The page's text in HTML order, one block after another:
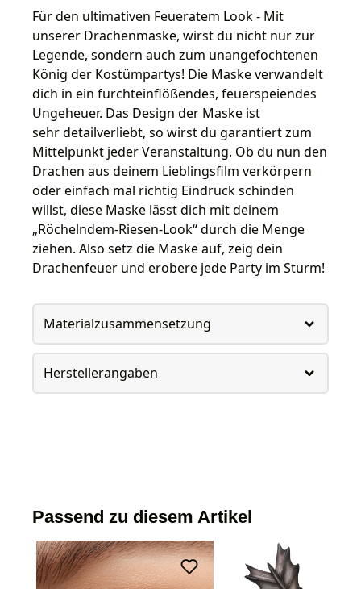
Für den ultimativen Feueratem Look - Mit
unserer Drachenmaske, wirst du nicht nur zur
Legende, sondern auch zum unangefochtenen
König der Kostümpartys! Die Maske verwandelt
dich in ein furchteinflößendes, feuerspeiendes
Ungeheuer. Das Design der Maske ist
sehr detailverliebt, so wirst du garantiert zum
Mittelpunkt jeder Veranstaltung. Ob du nun den
Drachen aus deinem Lieblingsfilm verkörpern
oder einfach mal richtig Eindruck schinden
willst, diese Maske lässt dich mit deinem
„Röchelndem-Riesen-Look“ durch die Menge
ziehen. Also setz die Maske auf, zeig dein
Drachenfeuer und erobere jede Party im Sturm!
Materialzusammensetzung
Herstellerangaben
Passend zu diesem Artikel